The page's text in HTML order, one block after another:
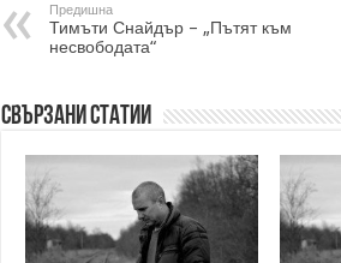
Предишна
Тимъти Снайдър – „Пътят към
несвободата“
Свързани статии